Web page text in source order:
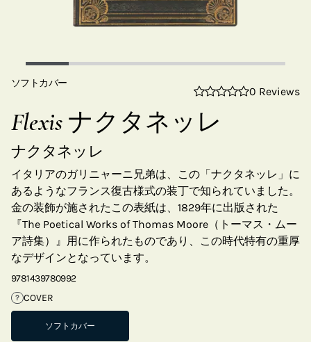
ソフトカバー
0 Reviews
Flexis ナクタネッレ
ナクタネッレ
イタリアのガリニャーニ兄弟は、この「ナクタネッレ」に
あるようなフランス復古様式の装丁で知られていました。
金の装飾が施されたこの表紙は、1829年に出版された
『The Poetical Works of Thomas Moore（トーマス・ムー
ア詩集）』用に作られたものであり、この時代特有の重厚
なデザインとなっています。
9781439780992
? COVER
ソフトカバー